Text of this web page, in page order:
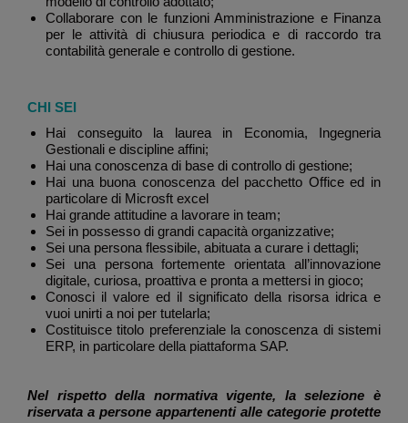
Collaborare con le funzioni Amministrazione e Finanza
per le attività di chiusura periodica e di raccordo tra
contabilità generale e controllo di gestione.
CHI SEI
Hai conseguito la laurea in Economia, Ingegneria
Gestionali e discipline affini;
Hai una conoscenza di base di controllo di gestione;
Hai una buona conoscenza del pacchetto Office ed in
particolare di Microsft excel
Hai grande attitudine a lavorare in team;
Sei in possesso di grandi capacità organizzative;
Sei una persona flessibile, abituata a curare i dettagli;
Sei una persona fortemente orientata all’innovazione
digitale, curiosa, proattiva e pronta a mettersi in gioco;
Conosci il valore ed il significato della risorsa idrica e
vuoi unirti a noi per tutelarla;
Costituisce titolo preferenziale la conoscenza di sistemi
ERP, in particolare della piattaforma SAP.
Nel rispetto della normativa vigente, la selezione è
riservata a persone appartenenti alle categorie protette